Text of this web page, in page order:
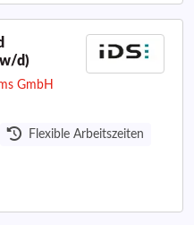
d)
GmbH
Flexible Arbeitszeiten